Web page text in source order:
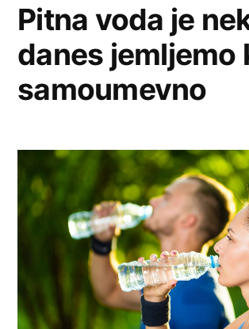
Pitna voda je
danes jemljemo
samoumevno